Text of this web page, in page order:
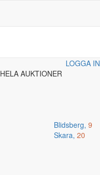
LOGGA IN
HELA AUKTIONER
Blidsberg, 9
Skara, 20